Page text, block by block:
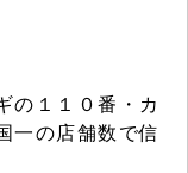
の１１０番・カ
一の店舗数で信